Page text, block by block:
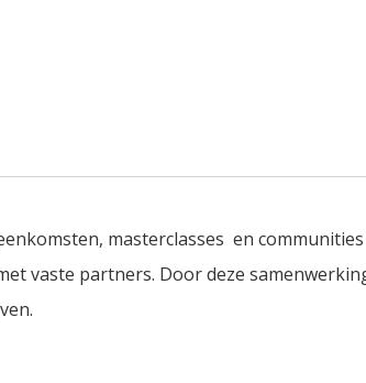
masterclasses en
vaste partners. Door deze